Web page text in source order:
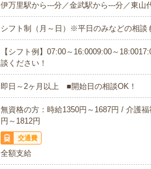
伊万里駅から---分／金武駅から---分／東山
シフト制（月～日）※平日のみなどの相
【シフト例】07:00～16:0009:00～
談ください！
即日～2ヶ月以上 ■開始日の相談OK！
無資格の方：時給1350円～1687円 / 介護
円～1812円
交通費
全額支給